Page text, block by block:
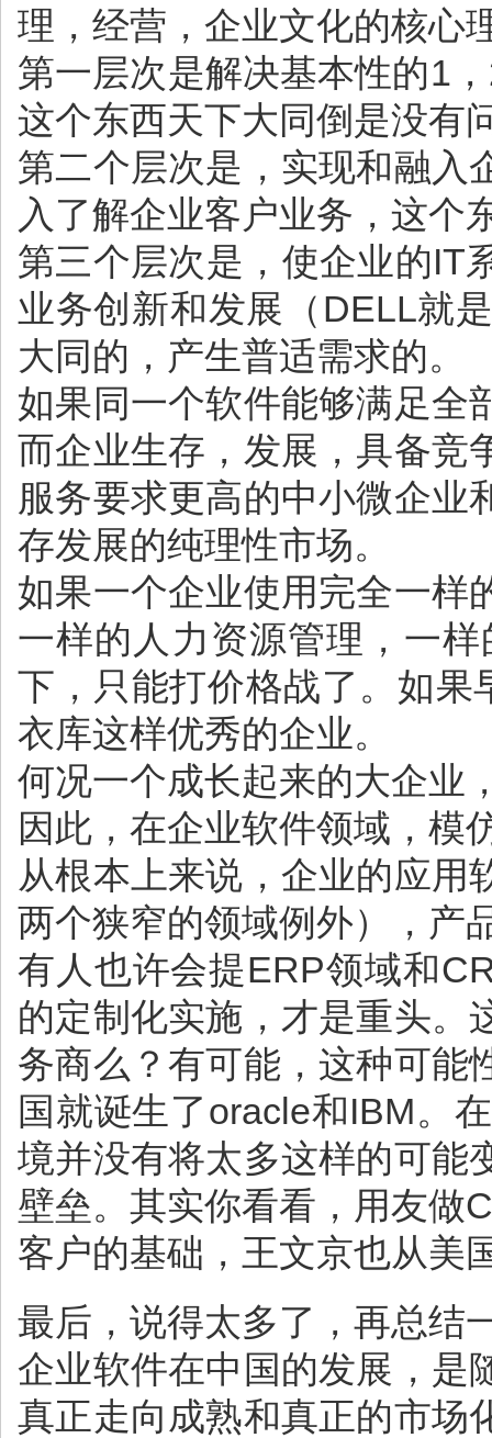
理，经营，企业文化的核心
第一层次是解决基本性的1
这个东西天下大同倒是没有
第二个层次是，实现和融入
入了解企业客户业务，这个
第三个层次是，使企业的IT
业务创新和发展（DELL就
大同的，产生普适需求的。
如果同一个软件能够满足全
而企业生存，发展，具备竞
服务要求更高的中小微企业
存发展的纯理性市场。
如果一个企业使用完全一样
一样的人力资源管理，一
下，只能打价格战了。如果
衣库这样优秀的企业。
何况一个成长起来的大企业
因此，在企业软件领域，模
从根本上来说，企业的应用
两个狭窄的领域例外），产
有人也许会提ERP领域和
的定制化实施，才是重头。
务商么？有可能，这种可能
国就诞生了oracle和IBM。
境并没有将太多这样的可能
壁垒。其实你看看，用友做
客户的基础，王文京也从美
最后，说得太多了，再总结
企业软件在中国的发展，是
真正走向成熟和真正的市场